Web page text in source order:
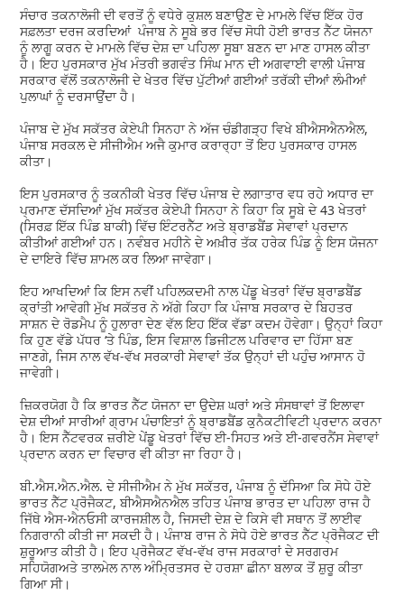
ਸੰਚਾਰ ਤਕਨਾਲੋਜੀ ਦੀ ਵਰਤੋਂ ਨੂੰ ਵਧੇਰੇ ਕੁਸ਼ਲ ਬਣਾਉਣ ਦੇ ਮਾਮਲੇ ਵਿੱਚ ਇੱਕ ਹੋਰ
ਸਫ਼ਲਤਾ ਦਰਜ ਕਰਦਿਆਂ ਪੰਜਾਬ ਨੇ ਸੂਬੇ ਭਰ ਵਿੱਚ ਸੋਧੀ ਹੋਈ ਭਾਰਤ ਨੈੱਟ ਯੋਜਨਾ
ਨੂੰ ਲਾਗੂ ਕਰਨ ਦੇ ਮਾਮਲੇ ਵਿੱਚ ਦੇਸ਼ ਦਾ ਪਹਿਲਾ ਸੂਬਾ ਬਣਨ ਦਾ ਮਾਣ ਹਾਸਲ ਕੀਤਾ
ਹੈ। ਇਹ ਪੁਰਸਕਾਰ ਮੁੱਖ ਮੰਤਰੀ ਭਗਵੰਤ ਸਿੰਘ ਮਾਨ ਦੀ ਅਗਵਾਈ ਵਾਲੀ ਪੰਜਾਬ
ਸਰਕਾਰ ਵੱਲੋਂ ਤਕਨਾਲੋਜੀ ਦੇ ਖੇਤਰ ਵਿੱਚ ਪੁੱਟੀਆਂ ਗਈਆਂ ਤਰੱਕੀ ਦੀਆਂ ਲੰਮੀਆਂ
ਪੁਲਾਘਾਂ ਨੂੰ ਦਰਸਾਉਂਦਾ ਹੈ।
ਪੰਜਾਬ ਦੇ ਮੁੱਖ ਸਕੱਤਰ ਕੇਏਪੀ ਸਿਨਹਾ ਨੇ ਅੱਜ ਚੰਡੀਗੜ੍ਹ ਵਿਖੇ ਬੀਐਸਐਨਐਲ,
ਪੰਜਾਬ ਸਰਕਲ ਦੇ ਸੀਜੀਐਮ ਅਜੈ ਕੁਮਾਰ ਕਰਾਰ੍ਹਾ ਤੋਂ ਇਹ ਪੁਰਸਕਾਰ ਹਾਸਲ
ਕੀਤਾ।
ਇਸ ਪੁਰਸਕਾਰ ਨੂੰ ਤਕਨੀਕੀ ਖੇਤਰ ਵਿੱਚ ਪੰਜਾਬ ਦੇ ਲਗਾਤਾਰ ਵਧ ਰਹੇ ਅਧਾਰ ਦਾ
ਪ੍ਰਮਾਣ ਦੱਸਦਿਆਂ ਮੁੱਖ ਸਕੱਤਰ ਕੇਏਪੀ ਸਿਨਹਾ ਨੇ ਕਿਹਾ ਕਿ ਸੂਬੇ ਦੇ 43 ਖੇਤਰਾਂ
(ਸਿਰਫ਼ ਇੱਕ ਪਿੰਡ ਬਾਕੀ) ਵਿੱਚ ਇੰਟਰਨੈੱਟ ਅਤੇ ਬ੍ਰਾਡਬੈਂਡ ਸੇਵਾਵਾਂ ਪ੍ਰਦਾਨ
ਕੀਤੀਆਂ ਗਈਆਂ ਹਨ। ਨਵੰਬਰ ਮਹੀਨੇ ਦੇ ਅਖ਼ੀਰ ਤੱਕ ਹਰੇਕ ਪਿੰਡ ਨੂੰ ਇਸ ਯੋਜਨਾ
ਦੇ ਦਾਇਰੇ ਵਿੱਚ ਸ਼ਾਮਲ ਕਰ ਲਿਆ ਜਾਵੇਗਾ।
ਇਹ ਆਖਦਿਆਂ ਕਿ ਇਸ ਨਵੀਂ ਪਹਿਲਕਦਮੀ ਨਾਲ ਪੇਂਡੂ ਖੇਤਰਾਂ ਵਿੱਚ ਬ੍ਰਾਡਬੈਂਡ
ਕ੍ਰਾਂਤੀ ਆਵੇਗੀ ਮੁੱਖ ਸਕੱਤਰ ਨੇ ਅੱਗੇ ਕਿਹਾ ਕਿ ਪੰਜਾਬ ਸਰਕਾਰ ਦੇ ਬਿਹਤਰ
ਸਾਸ਼ਨ ਦੇ ਰੋਡਮੈਪ ਨੂੰ ਹੁਲਾਰਾ ਦੇਣ ਵੱਲ ਇਹ ਇੱਕ ਵੱਡਾ ਕਦਮ ਹੋਵੇਗਾ। ਉਨ੍ਹਾਂ ਕਿਹਾ
ਕਿ ਹੁਣ ਵੱਡੇ ਪੱਧਰ ‘ਤੇ ਪਿੰਡ, ਇਸ ਵਿਸ਼ਾਲ ਡਿਜੀਟਲ ਪਰਿਵਾਰ ਦਾ ਹਿੱਸਾ ਬਣ
ਜਾਣਗੇ, ਜਿਸ ਨਾਲ ਵੱਖ-ਵੱਖ ਸਰਕਾਰੀ ਸੇਵਾਵਾਂ ਤੱਕ ਉਨ੍ਹਾਂ ਦੀ ਪਹੁੰਚ ਆਸਾਨ ਹੋ
ਜਾਵੇਗੀ।
ਜ਼ਿਕਰਯੋਗ ਹੈ ਕਿ ਭਾਰਤ ਨੈੱਟ ਯੋਜਨਾ ਦਾ ਉਦੇਸ਼ ਘਰਾਂ ਅਤੇ ਸੰਸਥਾਵਾਂ ਤੋਂ ਇਲਾਵਾ
ਦੇਸ਼ ਦੀਆਂ ਸਾਰੀਆਂ ਗ੍ਰਾਮ ਪੰਚਾਇਤਾਂ ਨੂੰ ਬ੍ਰਾਡਬੈਂਡ ਕੁਨੈਕਟੀਵਿਟੀ ਪ੍ਰਦਾਨ ਕਰਨਾ
ਹੈ। ਇਸ ਨੈੱਟਵਰਕ ਜ਼ਰੀਏ ਪੇਂਡੂ ਖੇਤਰਾਂ ਵਿੱਚ ਈ-ਸਿਹਤ ਅਤੇ ਈ-ਗਵਰਨੈਂਸ ਸੇਵਾਵਾਂ
ਪ੍ਰਦਾਨ ਕਰਨ ਦਾ ਵਿਚਾਰ ਵੀ ਕੀਤਾ ਜਾ ਰਿਹਾ ਹੈ।
ਬੀ.ਐਸ.ਐਨ.ਐਲ. ਦੇ ਸੀਜੀਐਮ ਨੇ ਮੁੱਖ ਸਕੱਤਰ, ਪੰਜਾਬ ਨੂੰ ਦੱਸਿਆ ਕਿ ਸੋਧੇ ਹੋਏ
ਭਾਰਤ ਨੈੱਟ ਪ੍ਰੋਜੈਕਟ, ਬੀਐਸਐਨਐਲ ਤਹਿਤ ਪੰਜਾਬ ਭਾਰਤ ਦਾ ਪਹਿਲਾ ਰਾਜ ਹੈ
ਜਿੱਥੇ ਐਸ-ਐਨਓਸੀ ਕਾਰਜਸ਼ੀਲ ਹੈ, ਜਿਸਦੀ ਦੇਸ਼ ਦੇ ਕਿਸੇ ਵੀ ਸਥਾਨ ਤੋਂ ਲਾਈਵ
ਨਿਗਰਾਨੀ ਕੀਤੀ ਜਾ ਸਕਦੀ ਹੈ। ਪੰਜਾਬ ਰਾਜ ਨੇ ਸੋਧੇ ਹੋਏ ਭਾਰਤ ਨੈੱਟ ਪ੍ਰੋਜੈਕਟ ਦੀ
ਸ਼ੁਰੂਆਤ ਕੀਤੀ ਹੈ। ਇਹ ਪ੍ਰੋਜੈਕਟ ਵੱਖ-ਵੱਖ ਰਾਜ ਸਰਕਾਰਾਂ ਦੇ ਸਰਗਰਮ
ਸਹਿਯੋਗਅਤੇ ਤਾਲਮੇਲ ਨਾਲ ਅੰਮ੍ਰਿਤਸਰ ਦੇ ਹਰਸ਼ਾ ਛੀਨਾ ਬਲਾਕ ਤੋਂ ਸ਼ੁਰੂ ਕੀਤਾ
ਗਿਆ ਸੀ।